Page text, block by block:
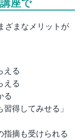
ざまなメリットが
える
える
る
得してみせる」
指摘も受けられる